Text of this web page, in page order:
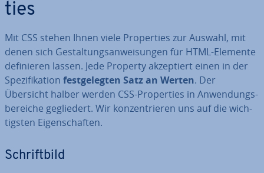
ties
Mit CSS stehen Ihnen viele Pro­per­ties zur Auswahl, mit
denen sich Ge­stal­tungs­an­wei­sun­gen für HTML-Elemente
de­fi­nie­ren lassen. Jede Property ak­zep­tiert einen in der
Spe­zi­fi­ka­ti­on fest­ge­leg­ten Satz an Werten. Der
Übersicht halber werden CSS-Pro­per­ties in An­wen­dungs­
be­rei­che ge­glie­dert. Wir kon­zen­trie­ren uns auf die wich­
tigs­ten Ei­gen­schaf­ten.
Schrift­bild